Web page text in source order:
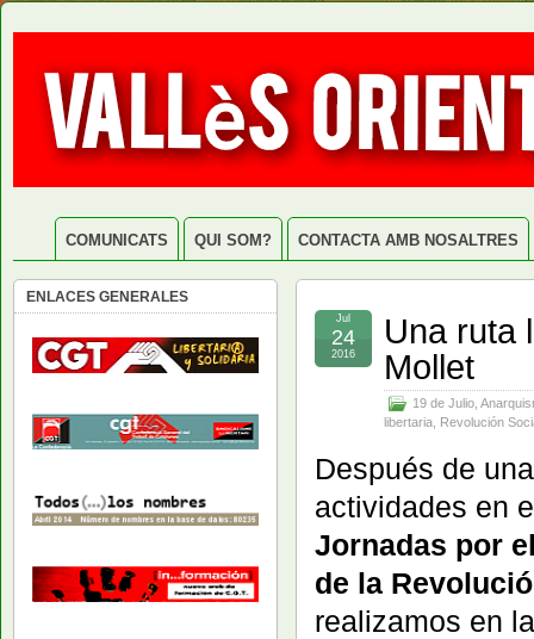
COMUNICATS QUI SOM? CONTACTA AMB NOSALTRES
Una ruta
Mollet
19 de Julio
libertaria Revolución
Jul
24
2016
Después de
actividades en
Jornadas por
de la
realizamos en
ENLACES GENERALES